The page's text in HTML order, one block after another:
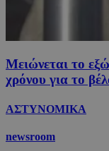
Μειώνεται το
χρόνου για το
ΑΣΤΥΝΟΜΙΚΑ
newsroom